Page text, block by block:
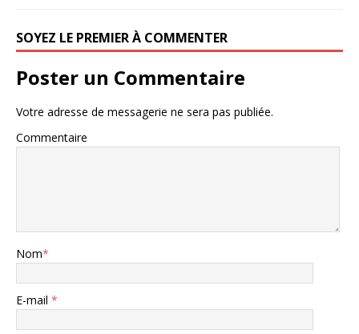
SOYEZ LE PREMIER À COMMENTER
Poster un Commentaire
Votre adresse de messagerie ne sera pas publiée.
Commentaire
Nom*
E-mail *